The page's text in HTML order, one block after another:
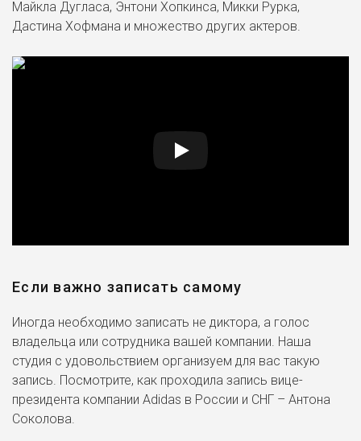
Майкла Дугласа, Энтони Хопкинса, Микки Рурка,
Дастина Хофмана и множество других актеров.
Если важно записать самому
Иногда необходимо записать не диктора, а голос
владельца или сотрудника вашей компании. Наша
студия с удовольствием организуем для вас такую
запись. Посмотрите, как проходила запись вице-
президента компании Adidas в России и СНГ – Антона
Соколова.